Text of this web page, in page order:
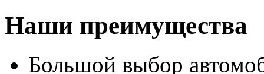
Наши преимущества
Большой выбор